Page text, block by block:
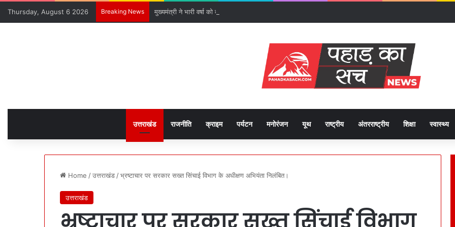
Thursday, August 6 2026 Breaking News मुख्यमंत्री ने भारी वर्षा को देखते हुए दिए हाई अलर्ट पर रहने के निर्देश।
उत्तराखंड राजनीति क्राइम पर्यटन मनोरंजन यूथ राष्ट्रीय अंतरराष्ट्रीय शिक्षा स्वास्थ्य
Home /उत्तराखंड /भ्रष्टाचार पर सरकार सख्त सिंचाई विभाग के अधीक्षण अभियंता निलंबित।
उत्तराखंड
भ्रष्टाचार पर सरकार सख्त सिंचाई विभाग